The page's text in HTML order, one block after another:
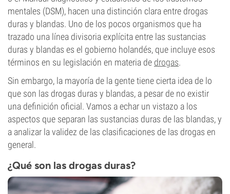
mentales (DSM), hacen una distinción clara entre drogas
duras y blandas. Uno de los pocos organismos que ha
trazado una línea divisoria explícita entre las sustancias
duras y blandas es el gobierno holandés, que incluye esos
términos en su legislación en materia de drogas.
Sin embargo, la mayoría de la gente tiene cierta idea de lo
que son las drogas duras y blandas, a pesar de no existir
una definición oficial. Vamos a echar un vistazo a los
aspectos que separan las sustancias duras de las blandas, y
a analizar la validez de las clasificaciones de las drogas en
general.
¿Qué son las drogas duras?